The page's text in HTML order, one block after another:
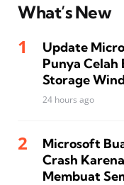
What’s New
Update
Punya Celah
Storage
24 hours ago
Microsoft
Crash
Membuat